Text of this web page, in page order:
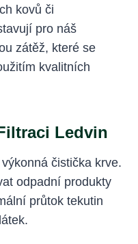
kovů či
pro náš
zátěž, které se
kvalitních
Ledvin
čistička krve.
odpadní produkty
průtok tekutin